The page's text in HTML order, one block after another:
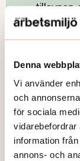
Denna
Vi använder
och
för sociala
vidarebefordrar
information
annons- och
tillsynen,
Räkna
Det är
Till
Kör inte
ombud.